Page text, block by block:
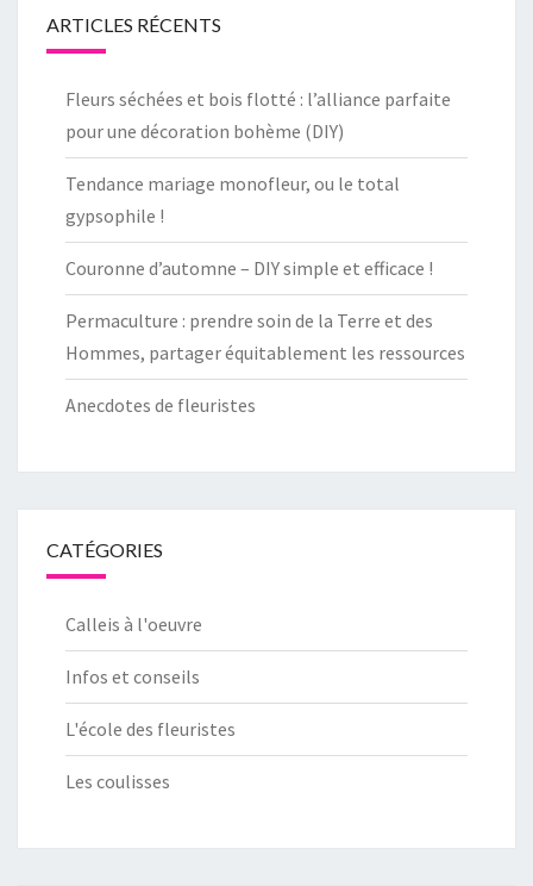
ARTICLES RÉCENTS
Fleurs séchées et bois flotté : l’alliance parfaite
pour une décoration bohème (DIY)
Tendance mariage monofleur, ou le total
gypsophile !
Couronne d’automne – DIY simple et efficace !
Permaculture : prendre soin de la Terre et des
Hommes, partager équitablement les ressources
Anecdotes de fleuristes
CATÉGORIES
Calleis à l'oeuvre
Infos et conseils
L'école des fleuristes
Les coulisses